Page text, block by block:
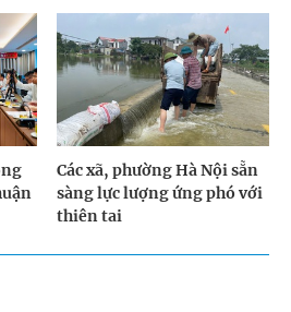
Các xã, phường Hà Nội sẵn
sàng lực lượng ứng phó với
thiên tai